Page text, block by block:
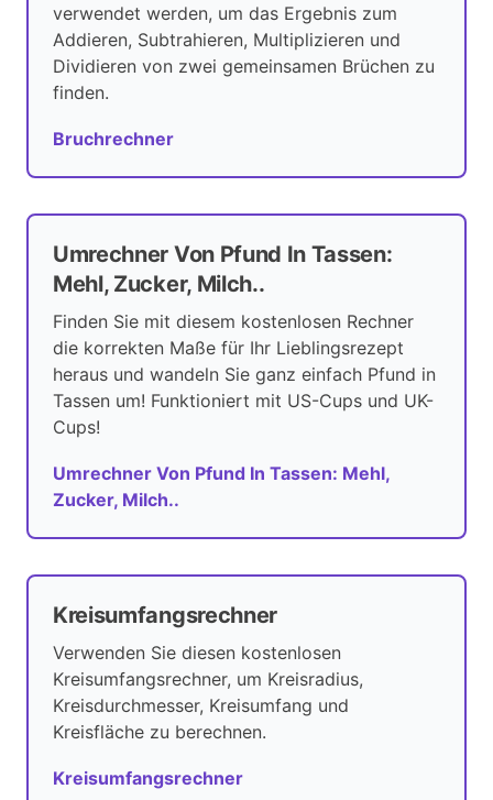
verwendet werden, um das Ergebnis zum
Addieren, Subtrahieren, Multiplizieren und
Dividieren von zwei gemeinsamen Brüchen zu
finden.
Bruchrechner
Umrechner Von Pfund In Tassen:
Mehl, Zucker, Milch..
Finden Sie mit diesem kostenlosen Rechner
die korrekten Maße für Ihr Lieblingsrezept
heraus und wandeln Sie ganz einfach Pfund in
Tassen um! Funktioniert mit US-Cups und UK-
Cups!
Umrechner Von Pfund In Tassen: Mehl,
Zucker, Milch..
Kreisumfangsrechner
Verwenden Sie diesen kostenlosen
Kreisumfangsrechner, um Kreisradius,
Kreisdurchmesser, Kreisumfang und
Kreisfläche zu berechnen.
Kreisumfangsrechner